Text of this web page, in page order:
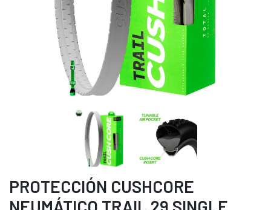
PROTECCIÓN CUSHCORE